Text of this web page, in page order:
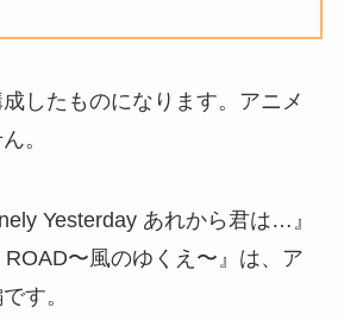
したものになります。アニメ
。
Yesterday あれから君は…』
ROAD〜風のゆくえ〜』は、ア
す。